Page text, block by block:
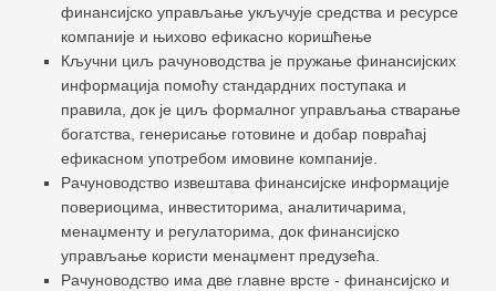
финансијско управљање укључује средства и ресурсе
компаније и њихово ефикасно коришћење
Кључни циљ рачуноводства је пружање финансијских
информација помоћу стандардних поступака и
правила, док је циљ формалног управљања стварање
богатства, генерисање готовине и добар повраћај
ефикасном употребом имовине компаније.
Рачуноводство извештава финансијске информације
повериоцима, инвеститорима, аналитичарима,
менаџменту и регулаторима, док финансијско
управљање користи менаџмент предузећа.
Рачуноводство има две главне врсте - финансијско и